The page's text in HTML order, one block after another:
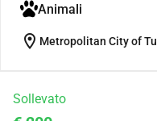
Animali
location_on Metropolitan City of
Sollevato